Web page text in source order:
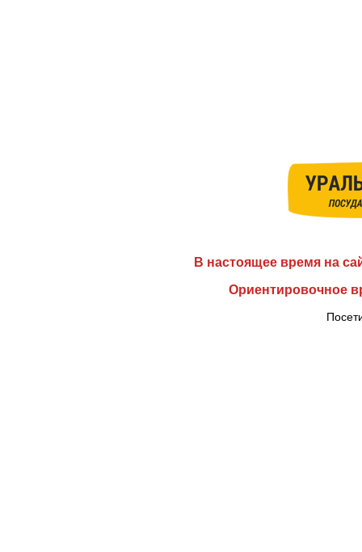
В настоящее время на
Ориентировочное